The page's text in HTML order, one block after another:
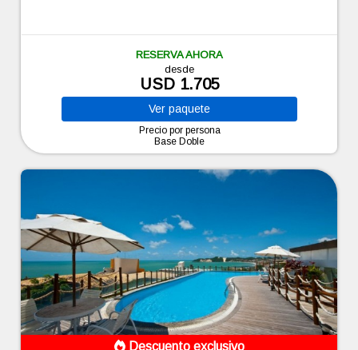
RESERVA AHORA
desde
USD 1.705
Ver paquete
Precio por persona
Base Doble
Descuento exclusivo